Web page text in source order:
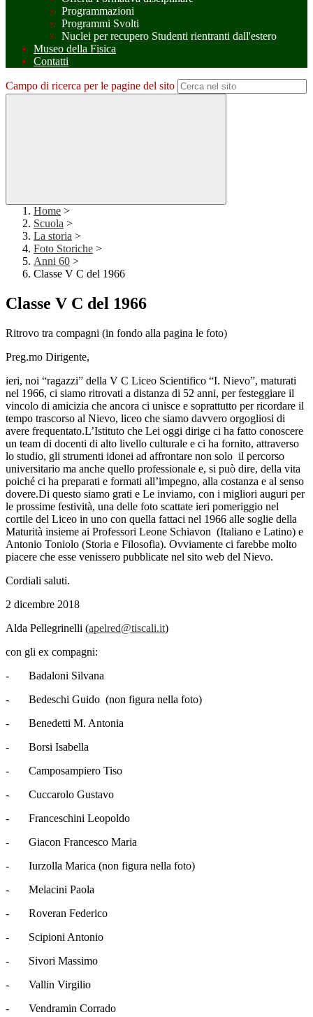
Programmazioni
Programmi Svolti
Nuclei per recupero Studenti rientranti dall'estero
Museo della Fisica
Contatti
Campo di ricerca per le pagine del sito
Home >
Scuola >
La storia >
Foto Storiche >
Anni 60 >
Classe V C del 1966
Classe V C del 1966
Ritrovo tra compagni (in fondo alla pagina le foto)
Preg.mo Dirigente,
ieri, noi “ragazzi” della V C Liceo Scientifico “I. Nievo”, maturati
nel 1966, ci siamo ritrovati a distanza di 52 anni, per festeggiare il
vincolo di amicizia che ancora ci unisce e soprattutto per ricordare il
tempo trascorso al Nievo, liceo che siamo davvero orgogliosi di
avere frequentato.L’Istituto che Lei oggi dirige ci ha fatto conoscere
un team di docenti di alto livello culturale e ci ha fornito, attraverso
lo studio, gli strumenti idonei ad affrontare non solo il percorso
universitario ma anche quello professionale e, si può dire, della vita
poiché ci ha preparati e formati all’impegno, alla costanza e al senso
dovere.Di questo siamo grati e Le inviamo, con i migliori auguri per
le prossime festività, una delle foto scattate ieri pomeriggio nel
cortile del Liceo in uno con quella fattaci nel 1966 alle soglie della
Maturità insieme ai Professori Leone Schiavon (Italiano e Latino) e
Antonio Toniolo (Storia e Filosofia). Ovviamente ci farebbe molto
piacere che esse venissero pubblicate nel sito web del Nievo.
Cordiali saluti.
2 dicembre 2018
Alda Pellegrinelli (apelred@tiscali.it)
con gli ex compagni:
- Badaloni Silvana
- Bedeschi Guido (non figura nella foto)
- Benedetti M. Antonia
- Borsi Isabella
- Camposampiero Tiso
- Cuccarolo Gustavo
- Franceschini Leopoldo
- Giacon Francesco Maria
- Iurzolla Marica (non figura nella foto)
- Melacini Paola
- Roveran Federico
- Scipioni Antonio
- Sivori Massimo
- Vallin Virgilio
- Vendramin Corrado